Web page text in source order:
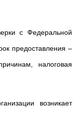
с Федеральной
предоставления –
налоговая
возникает